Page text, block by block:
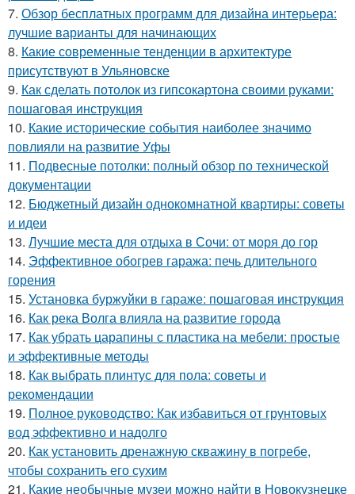
7. Обзор бесплатных программ для дизайна интерьера:
лучшие варианты для начинающих
8. Какие современные тенденции в архитектуре
присутствуют в Ульяновске
9. Как сделать потолок из гипсокартона своими руками:
пошаговая инструкция
10. Какие исторические события наиболее значимо
повлияли на развитие Уфы
11. Подвесные потолки: полный обзор по технической
документации
12. Бюджетный дизайн однокомнатной квартиры: советы
и идеи
13. Лучшие места для отдыха в Сочи: от моря до гор
14. Эффективное обогрев гаража: печь длительного
горения
15. Установка буржуйки в гараже: пошаговая инструкция
16. Как река Волга влияла на развитие города
17. Как убрать царапины с пластика на мебели: простые
и эффективные методы
18. Как выбрать плинтус для пола: советы и
рекомендации
19. Полное руководство: Как избавиться от грунтовых
вод эффективно и надолго
20. Как установить дренажную скважину в погребе,
чтобы сохранить его сухим
21. Какие необычные музеи можно найти в Новокузнецке